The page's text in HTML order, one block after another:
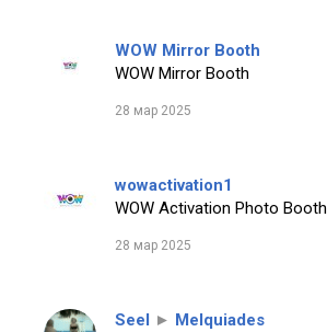
WOW Mirror Booth
WOW Mirror Booth
28 мар 2025
wowactivation1
WOW Activation Photo Booth
28 мар 2025
Seel ► Melquiades